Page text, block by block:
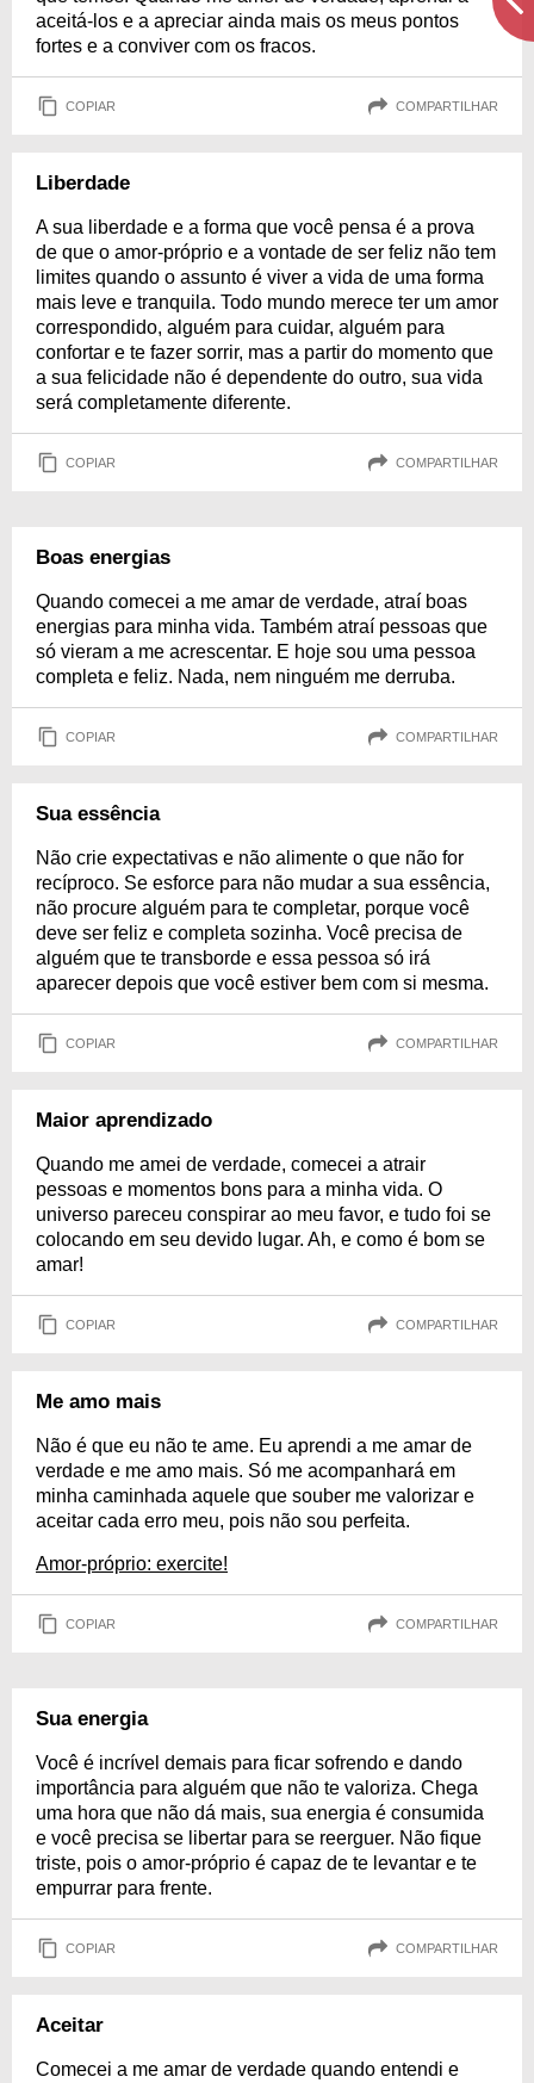
aceitá-los e a apreciar ainda mais os meus pontos
fortes e a conviver com os fracos.
COPIAR COMPARTILHAR
Liberdade
A sua liberdade e a forma que você pensa é a prova
de que o amor-próprio e a vontade de ser feliz não tem
limites quando o assunto é viver a vida de uma forma
mais leve e tranquila. Todo mundo merece ter um amor
correspondido, alguém para cuidar, alguém para
confortar e te fazer sorrir, mas a partir do momento que
a sua felicidade não é dependente do outro, sua vida
será completamente diferente.
COPIAR COMPARTILHAR
Boas energias
Quando comecei a me amar de verdade, atraí boas
energias para minha vida. Também atraí pessoas que
só vieram a me acrescentar. E hoje sou uma pessoa
completa e feliz. Nada, nem ninguém me derruba.
COPIAR COMPARTILHAR
Sua essência
Não crie expectativas e não alimente o que não for
recíproco. Se esforce para não mudar a sua essência,
não procure alguém para te completar, porque você
deve ser feliz e completa sozinha. Você precisa de
alguém que te transborde e essa pessoa só irá
aparecer depois que você estiver bem com si mesma.
COPIAR COMPARTILHAR
Maior aprendizado
Quando me amei de verdade, comecei a atrair
pessoas e momentos bons para a minha vida. O
universo pareceu conspirar ao meu favor, e tudo foi se
colocando em seu devido lugar. Ah, e como é bom se
amar!
COPIAR COMPARTILHAR
Me amo mais
Não é que eu não te ame. Eu aprendi a me amar de
verdade e me amo mais. Só me acompanhará em
minha caminhada aquele que souber me valorizar e
aceitar cada erro meu, pois não sou perfeita.
Amor-próprio: exercite!
COPIAR COMPARTILHAR
Sua energia
Você é incrível demais para ficar sofrendo e dando
importância para alguém que não te valoriza. Chega
uma hora que não dá mais, sua energia é consumida
e você precisa se libertar para se reerguer. Não fique
triste, pois o amor-próprio é capaz de te levantar e te
empurrar para frente.
COPIAR COMPARTILHAR
Aceitar
Comecei a me amar de verdade quando entendi e